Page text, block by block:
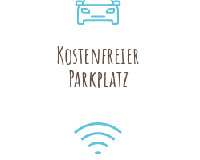
Kostenfreier
Parkplatz